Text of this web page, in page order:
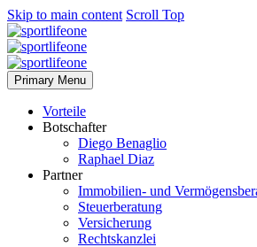
Skip to main content Scroll Top
Primary Menu
Vorteile
Botschafter
Diego Benaglio
Raphael Diaz
Partner
Immobilien- und
Steuerberatung
Versicherung
Rechtskanzlei